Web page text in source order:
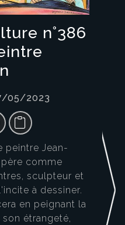
n°386
05/2023
peintre Jean-
père comme
sculpteur et
à dessiner.
en peignant la
étrangeté,